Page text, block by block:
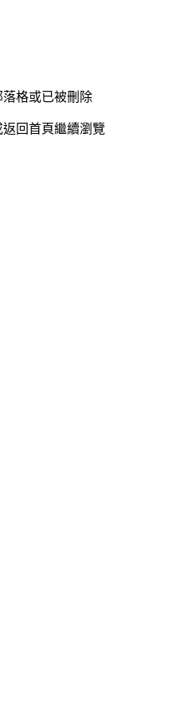
格或已被刪除
回首頁繼續瀏覽